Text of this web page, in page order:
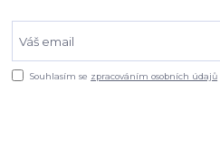
Souhlasím se zpracováním osobních údajů